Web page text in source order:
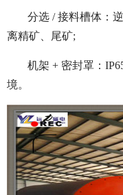
分选 / 接料槽体：
离精矿、尾矿;
机架 + 密封罩：
境。